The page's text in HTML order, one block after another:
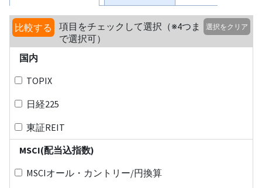
比較する
項目をチェックして選択（※4つま
で選択可）
選択をクリア
国内
TOPIX
日経225
東証REIT
MSCI(配当込指数)
MSCIオール・カントリー/円換算